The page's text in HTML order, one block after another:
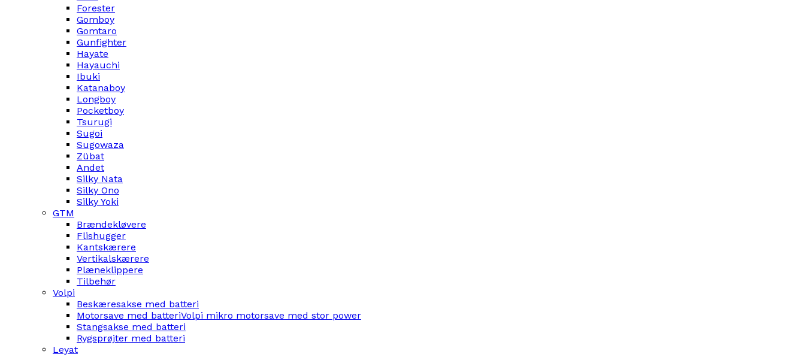
Forester
Gomboy
Gomtaro
Gunfighter
Hayate
Hayauchi
Ibuki
Katanaboy
Longboy
Pocketboy
Tsurugi
Sugoi
Sugowaza
Zübat
Andet
Silky Nata
Silky Ono
Silky Yoki
GTM
Brændekløvere
Flishugger
Kantskærere
Vertikalskærere
Plæneklippere
Tilbehør
Volpi
Beskæresakse med batteri
Motorsave med batteriVolpi mikro motorsave med stor power
Stangsakse med batteri
Rygsprøjter med batteri
Leyat